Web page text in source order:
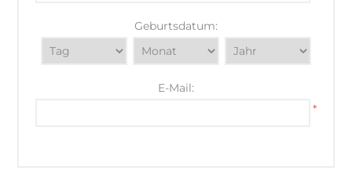
Geburtsdatum:
E-Mail:
*